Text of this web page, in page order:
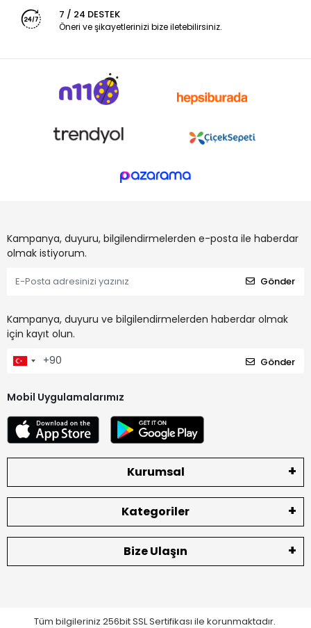
7 / 24 DESTEK
Öneri ve şikayetlerinizi bize iletebilirsiniz.
Kampanya, duyuru, bilgilendirmelerden e-posta ile haberdar
olmak istiyorum.
Gönder
Kampanya, duyuru ve bilgilendirmelerden haberdar olmak
için kayıt olun.
Gönder
Mobil Uygulamalarımız
Kurumsal
Kategoriler
Bize Ulaşın
Tüm bilgileriniz 256bit SSL Sertifikası ile korunmaktadır.